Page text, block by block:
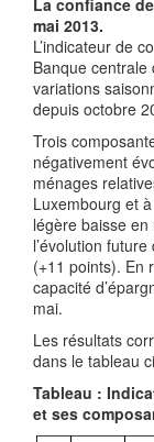
La confiance
mai 2013.
L’indicateur de
Banque
variations
depuis octobre
Trois
négativement
ménages
Luxembourg et
légère baisse
l’évolution
(+11 points). En
capacité
mai.
Les résultats
dans le tableau
Tableau :
et ses